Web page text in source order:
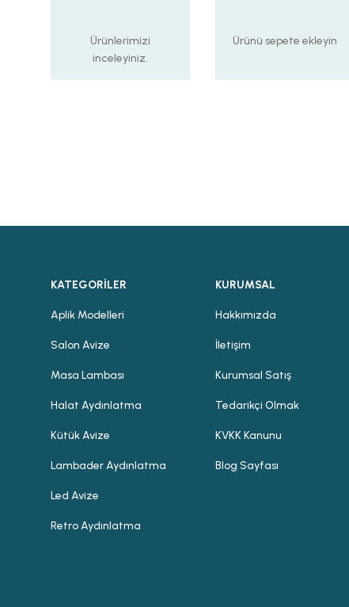
Ürünlerimizi
inceleyiniz.
Ürünü sepete ekleyin
KATEGORİLER
Aplik Modelleri
Salon Avize
Masa Lambası
Halat Aydınlatma
Kütük Avize
Lambader Aydınlatma
Led Avize
Retro Aydınlatma
KURUMSAL
Hakkımızda
İletişim
Kurumsal Satış
Tedarikçi Olmak
KVKK Kanunu
Blog Sayfası